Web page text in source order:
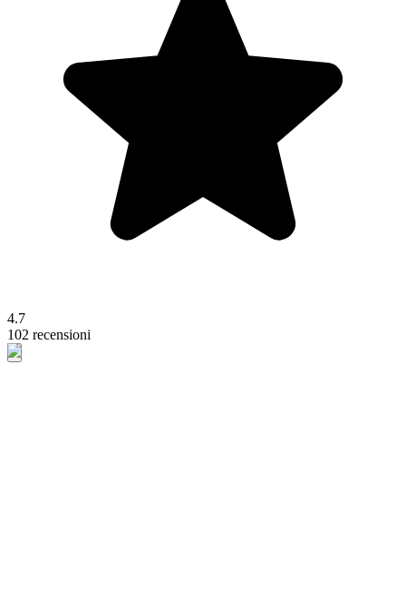
4.7
102 recensioni